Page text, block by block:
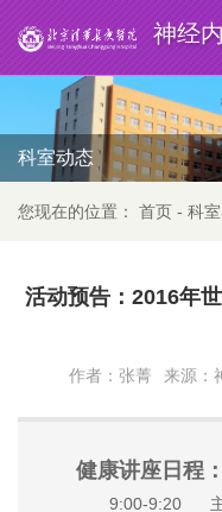
神经
科室动态
您现在的位置： 首页 - 科
活动预告：2016年
作者：张菁 来源：
健康讲座日程：
9:00-9:20 主